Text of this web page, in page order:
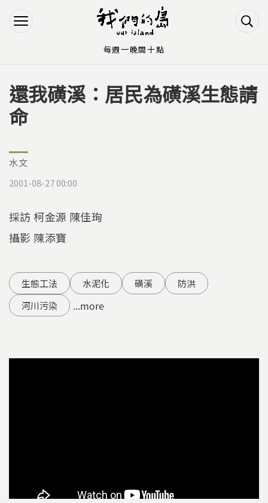
Jump to Navigation
Jump to Main content
您在這裡
還我磺溪：居民為磺溪生態請
命
水文
2001-08-27 00:00
採訪 柯金源 陳佳珣
攝影 陳添寶
生態工法 水泥化 磺溪
防洪
河川污染
...more
每週一晚間十點